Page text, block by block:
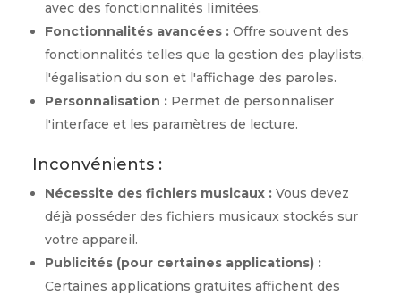
avec des fonctionnalités limitées.
Fonctionnalités avancées :Offre souvent des
fonctionnalités telles que la gestion des playlists,
l'égalisation du son et l'affichage des paroles.
Personnalisation :Permet de personnaliser
l'interface et les paramètres de lecture.
Inconvénients :
Nécessite des fichiers musicaux :Vous devez
déjà posséder des fichiers musicaux stockés sur
votre appareil.
Publicités (pour certaines applications) :
Certaines applications gratuites affichent des